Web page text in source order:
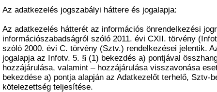
Az adatkezelés jogszabályi háttere és jogalapja:
Az adatkezelés hátterét az információs önrendelkezési
információszabadságról szóló 2011. évi CXII. törvény
szóló 2000. évi C. törvény (Sztv.) rendelkezései jelentik.
jogalapja az Infotv. 5. § (1) bekezdés a) pontjával
hozzájárulása, valamint – hozzájárulása visszavonása
bekezdése a) pontja alapján az Adatkezelőt terhelő, Sztv-
kötelezettség teljesítése.